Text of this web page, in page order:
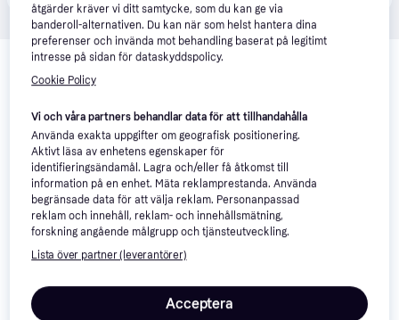
Relaterade produkter
Vi har plockat fram ett urval av produkter som kanske skulle
Trendande
åtgärder kräver vi ditt samtycke, som du kan ge via
banderoll-alternativen. Du kan när som helst hantera dina
preferenser och invända mot behandling baserat på legitimt
intresse på sidan för dataskyddspolicy.
Cookie Policy
Vi och våra partners behandlar data för att tillhandahålla
Använda exakta uppgifter om geografisk positionering.
Aktivt läsa av enhetens egenskaper för
identifieringsändamål. Lagra och/eller få åtkomst till
information på en enhet. Mäta reklamprestanda. Använda
begränsade data för att välja reklam. Personanpassad
reklam och innehåll, reklam- och innehållsmätning,
forskning angående målgrupp och tjänsteutveckling.
Lista över partner (leverantörer)
Acceptera